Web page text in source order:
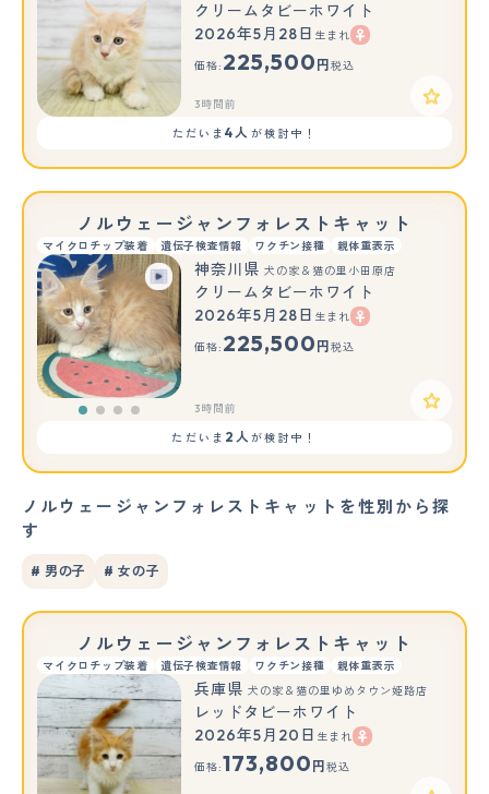
クリームタビーホワイト
2026年5月28日 生まれ
価格: 225,500 円 税込
3時間前
ただいま4人 が検討中！
ノルウェージャンフォレストキャット
マイクロチップ装着 遺伝子検査情報 ワクチン接種 親体重表示
神奈川県 犬の家＆猫の里小田原店
クリームタビーホワイト
2026年5月28日 生まれ
価格: 225,500 円 税込
3時間前
ただいま 2人が検討中！
ノルウェージャンフォレストキャットを性別から探
す
# 男の子 # 女の子
ノルウェージャンフォレストキャット
マイクロチップ装着 遺伝子検査情報 ワクチン接種 親体重表示
兵庫県 犬の家＆猫の里ゆめタウン姫路店
レッドタビーホワイト
2026年5月20日 生まれ
価格:173,800 円 税込